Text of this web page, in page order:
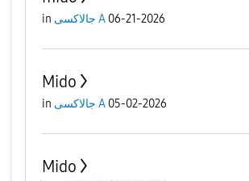
in جالاكسى A 06-21-2026
Mido
in جالاكسى A 05-02-2026
Mido